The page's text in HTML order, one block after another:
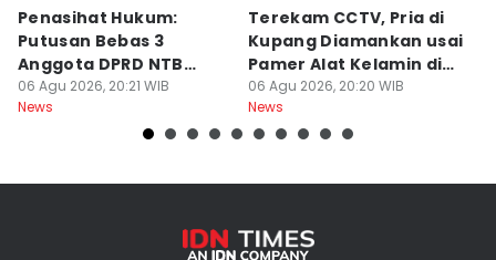
Penasihat Hukum:
Putusan Bebas 3
Anggota DPRD NTB
Bersifat Final
06 Agu 2026, 20:21 WIB
News
Terekam CCTV, Pria di
Kupang Diamankan usai
Pamer Alat Kelamin di
Kios
06 Agu 2026, 20:20 WIB
News